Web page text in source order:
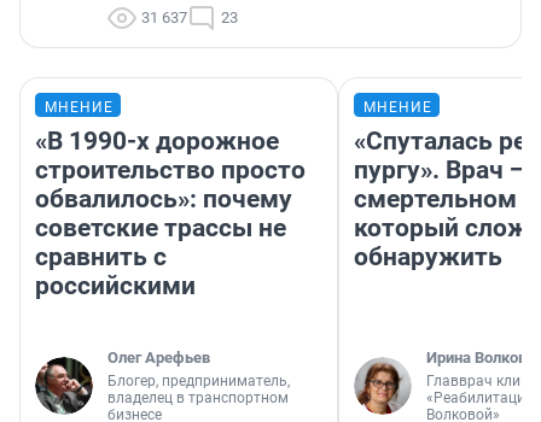
31 637 23
МНЕНИЕ
«В 1990-х дорожное
строительство просто
обвалилось»: почему
советские трассы не
сравнить с
российскими
Олег Арефьев
Блогер, предприниматель,
владелец в транспортном
бизнесе
МНЕНИЕ
«Спуталась
пургу». Врач —
смертельном
который
обнаружить
Ирина Волкова
Главврач
«Реабилитация
Волковой»